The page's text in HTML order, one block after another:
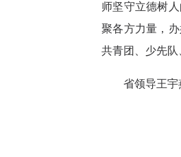
师坚守立德树
聚各方力量，
共青团、少先
省领导王